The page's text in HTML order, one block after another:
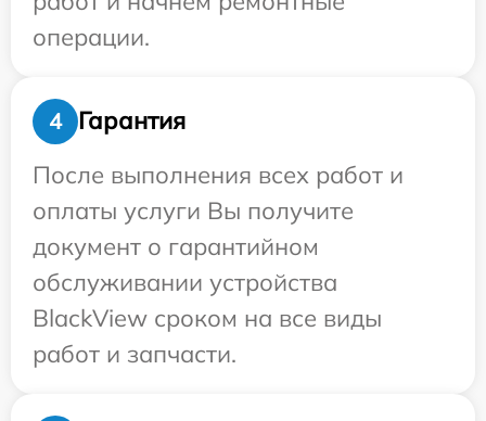
операции.
4
Гарантия
После выполнения всех работ и
оплаты услуги Вы получите
документ о гарантийном
обслуживании устройства
BlackView сроком на все виды
работ и запчасти.